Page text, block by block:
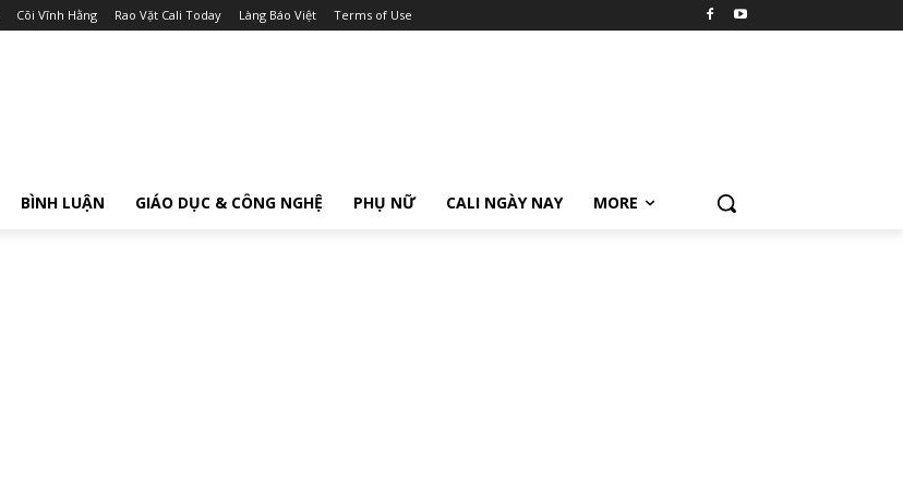
Cõi Vĩnh Hằng Rao Vặt Cali Today Làng Báo Việt Terms of Use
BÌNH LUẬN GIÁO DỤC & CÔNG NGHỆ PHỤ NỮ CALI NGÀY NAY MORE